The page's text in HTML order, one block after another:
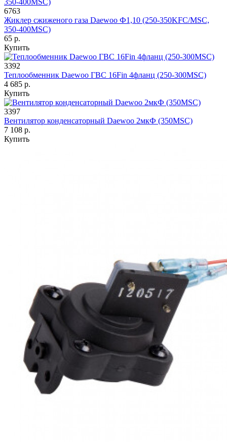
6763
Жиклер сжиженого газа Daewoo Ф1,10 (250-350KFC/MSC,
350-400MSC)
65 р.
Купить
3392
Теплообменник Daewoo ГВС 16Fin 4фланц (250-300MSC)
4 685 р.
Купить
3397
Вентилятор конденсаторный Daewoo 2мкФ (350MSC)
7 108 р.
Купить